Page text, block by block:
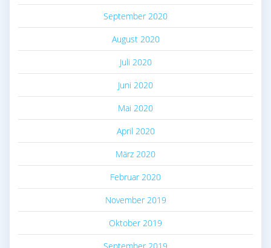
September 2020
August 2020
Juli 2020
Juni 2020
Mai 2020
April 2020
März 2020
Februar 2020
November 2019
Oktober 2019